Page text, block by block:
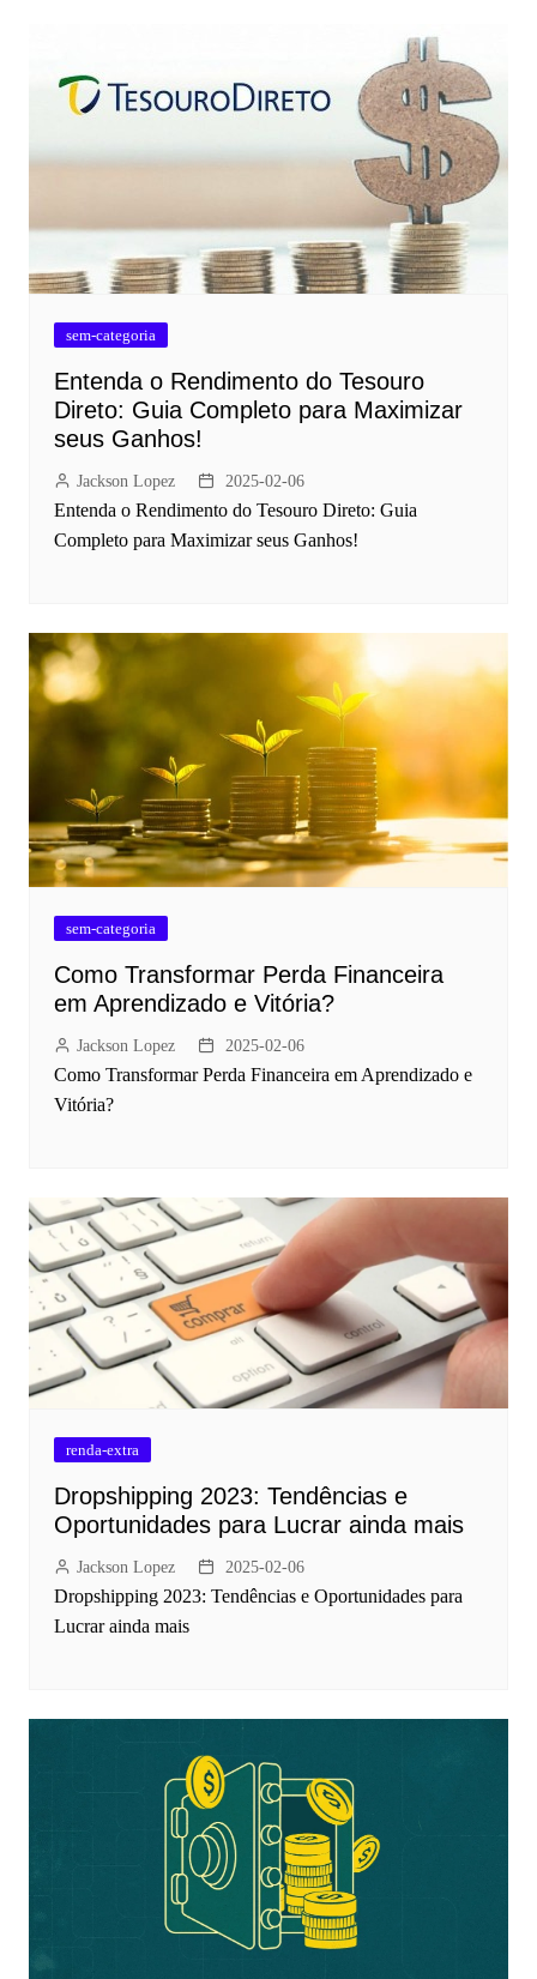
sem-categoria
Entenda o Rendimento do Tesouro
Direto: Guia Completo para Maximizar
seus Ganhos!
Jackson Lopez 2025-02-06
Entenda o Rendimento do Tesouro Direto: Guia
Completo para Maximizar seus Ganhos!
sem-categoria
Como Transformar Perda Financeira
em Aprendizado e Vitória?
Jackson Lopez 2025-02-06
Como Transformar Perda Financeira em Aprendizado e
Vitória?
renda-extra
Dropshipping 2023: Tendências e
Oportunidades para Lucrar ainda mais
Jackson Lopez 2025-02-06
Dropshipping 2023: Tendências e Oportunidades para
Lucrar ainda mais